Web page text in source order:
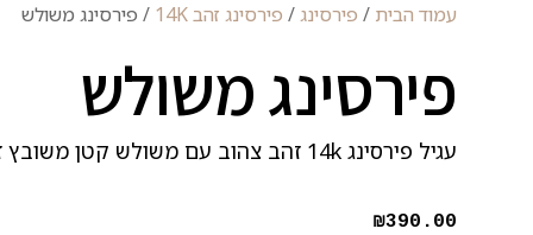
עמוד הבית / פירסינג/ פירסינג זהב 14K / פירסינג משולש
פירסינג משולש
עגיל פירסינג 14k זהב צהוב עם משולש קטן משובץ זרקון. סגירת הברגה.
₪390.00